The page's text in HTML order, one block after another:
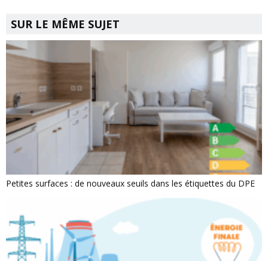
SUR LE MÊME SUJET
Petites surfaces : de nouveaux seuils dans les étiquettes du DPE